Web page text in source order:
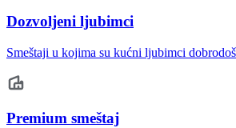
Dozvoljeni ljubimci
Smeštaji u kojima su kućni ljubimci
Premium smeštaj